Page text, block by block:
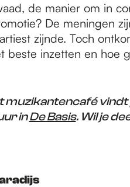
de manier om in
De meningen
zijnde. Toch
beste inzetten en hoe
muzikantencafévindt
inDe Basis. Wil je